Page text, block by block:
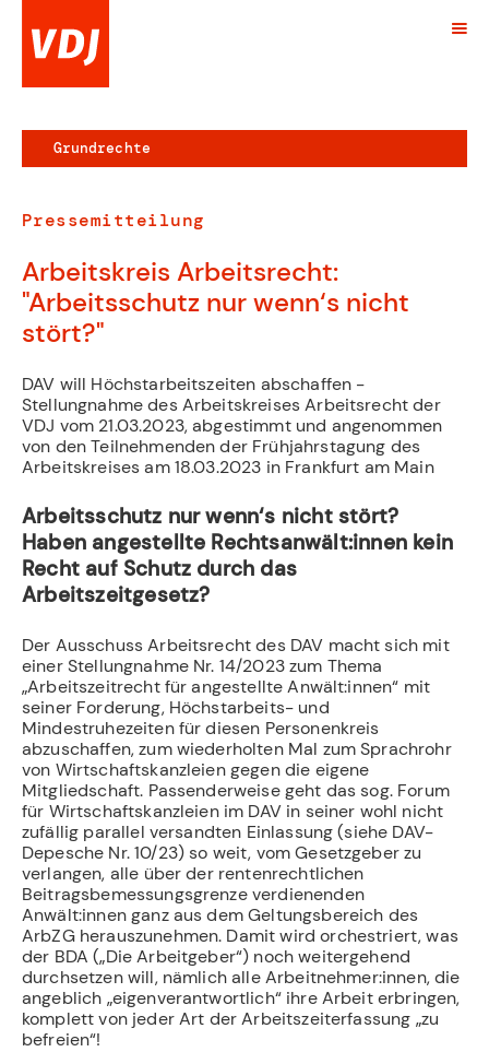
Grundrechte
Pressemitteilung
Arbeitskreis Arbeitsrecht:
"Arbeitsschutz nur wenn‘s nicht
stört?"
DAV will Höchstarbeitszeiten abschaffen -
Stellungnahme des Arbeitskreises Arbeitsrecht der
VDJ vom 21.03.2023, abgestimmt und angenommen
von den Teilnehmenden der Frühjahrstagung des
Arbeitskreises am 18.03.2023 in Frankfurt am Main
Arbeitsschutz nur wenn‘s nicht stört?
Haben angestellte Rechtsanwält:innen kein
Recht auf Schutz durch das
Arbeitszeitgesetz?
Der Ausschuss Arbeitsrecht des DAV macht sich mit
einer Stellungnahme Nr. 14/2023 zum Thema
„Arbeitszeitrecht für angestellte Anwält:innen“ mit
seiner Forderung, Höchstarbeits- und
Mindestruhezeiten für diesen Personenkreis
abzuschaffen, zum wiederholten Mal zum Sprachrohr
von Wirtschaftskanzleien gegen die eigene
Mitgliedschaft. Passenderweise geht das sog. Forum
für Wirtschaftskanzleien im DAV in seiner wohl nicht
zufällig parallel versandten Einlassung (siehe DAV-
Depesche Nr. 10/23) so weit, vom Gesetzgeber zu
verlangen, alle über der rentenrechtlichen
Beitragsbemessungsgrenze verdienenden
Anwält:innen ganz aus dem Geltungsbereich des
ArbZG herauszunehmen. Damit wird orchestriert, was
der BDA („Die Arbeitgeber“) noch weitergehend
durchsetzen will, nämlich alle Arbeitnehmer:innen, die
angeblich „eigenverantwortlich“ ihre Arbeit erbringen,
komplett von jeder Art der Arbeitszeiterfassung „zu
befreien“!